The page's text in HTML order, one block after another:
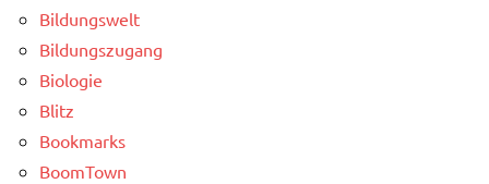
Bildungswelt
Bildungszugang
Biologie
Blitz
Bookmarks
BoomTown